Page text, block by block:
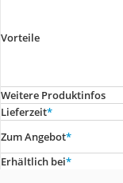
Vorteile
Weitere Produktinfos
Lieferzeit*
Zum Angebot*
Erhältlich bei*